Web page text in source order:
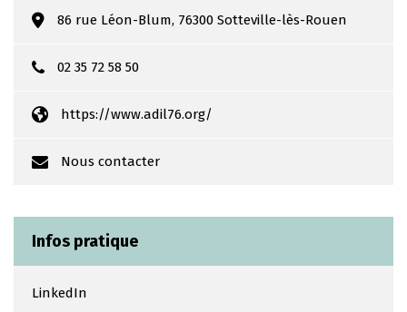
86 rue Léon-Blum, 76300 Sotteville-lès-Rouen
02 35 72 58 50
https://www.adil76.org/
Nous contacter
Infos pratique
LinkedIn